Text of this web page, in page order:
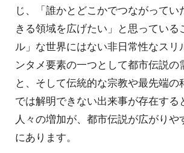
じ、「誰かとどこかでつながってい
きる領域を広げたい」と思っている
ル」な世界にはない非日常性なスリ
ンタメ要素の一つとして都市伝説の
と、そして伝統的な宗教や最先端の
では解明できない出来事が存在する
人々の増加が、都市伝説が広がりや
にあります。